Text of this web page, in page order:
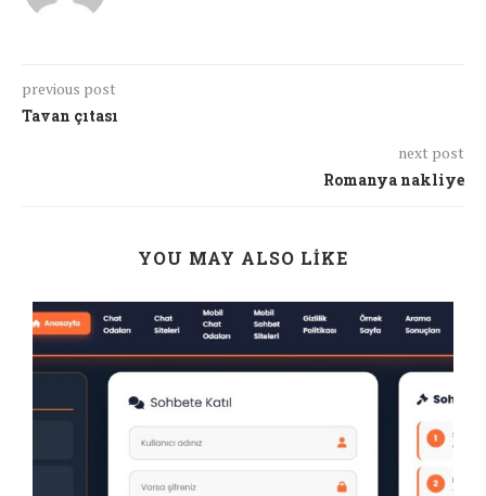
previous post
Tavan çıtası
next post
Romanya nakliye
YOU MAY ALSO LIKE